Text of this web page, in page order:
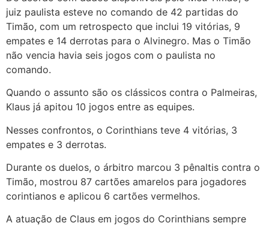
juiz paulista esteve no comando de 42 partidas do
Timão, com um retrospecto que inclui 19 vitórias, 9
empates e 14 derrotas para o Alvinegro. Mas o Timão
não vencia havia seis jogos com o paulista no
comando.
Quando o assunto são os clássicos contra o Palmeiras,
Klaus já apitou 10 jogos entre as equipes.
Nesses confrontos, o Corinthians teve 4 vitórias, 3
empates e 3 derrotas.
Durante os duelos, o árbitro marcou 3 pênaltis contra o
Timão, mostrou 87 cartões amarelos para jogadores
corintianos e aplicou 6 cartões vermelhos.
A atuação de Claus em jogos do Corinthians sempre